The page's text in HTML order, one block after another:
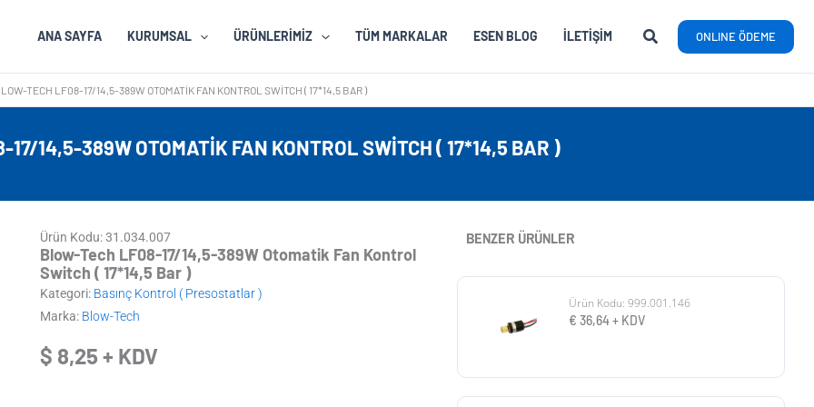
ANA SAYFA KURUMSAL ÜRÜNLERIMIZ TÜM MARKALAR ESEN BLOG İLETIŞIM ONLINE ÖDEME
TECH LF08-17/14,5-389W OTOMATIK FAN KONTROL SWITCH ( 17*14,5 BAR )
14,5-389W OTOMATIK FAN KONTROL SWITCH ( 17*14,5 BAR )
Ürün Kodu: 31.034.007
Blow-Tech LF08-17/14,5-389W Otomatik Fan Kontrol
Switch ( 17*14,5 Bar )
Kategori: Basınç Kontrol ( Presostatlar )
Marka: Blow-Tech
$ 8,25 + KDV
BENZER ÜRÜNLER
Ürün Kodu: 999.001.146
€ 36,64+ KDV